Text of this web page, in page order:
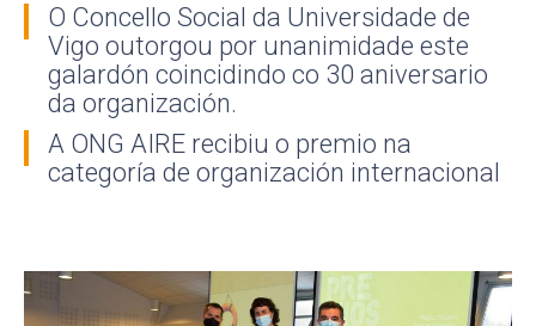
O Concello Social da Universidade de
Vigo outorgou por unanimidade este
galardón coincidindo co 30 aniversario
da organización.
A ONG AIRE recibiu o premio na
categoría de organización internacional